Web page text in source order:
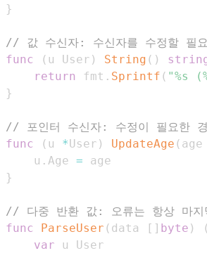
}
// 값 수신자: 수신자를 수정할 필
func
( u User ) String ( )
return
fmt . Sprintf ( "%s
}
// 포인터 수신자: 수정이 필요한
func
( u *User ) UpdateAge ( age
    u
. Age =
}
// 다중 반환 값: 오류는 항상 마지
func
ParseUser ( data [ ] byte ) (
var